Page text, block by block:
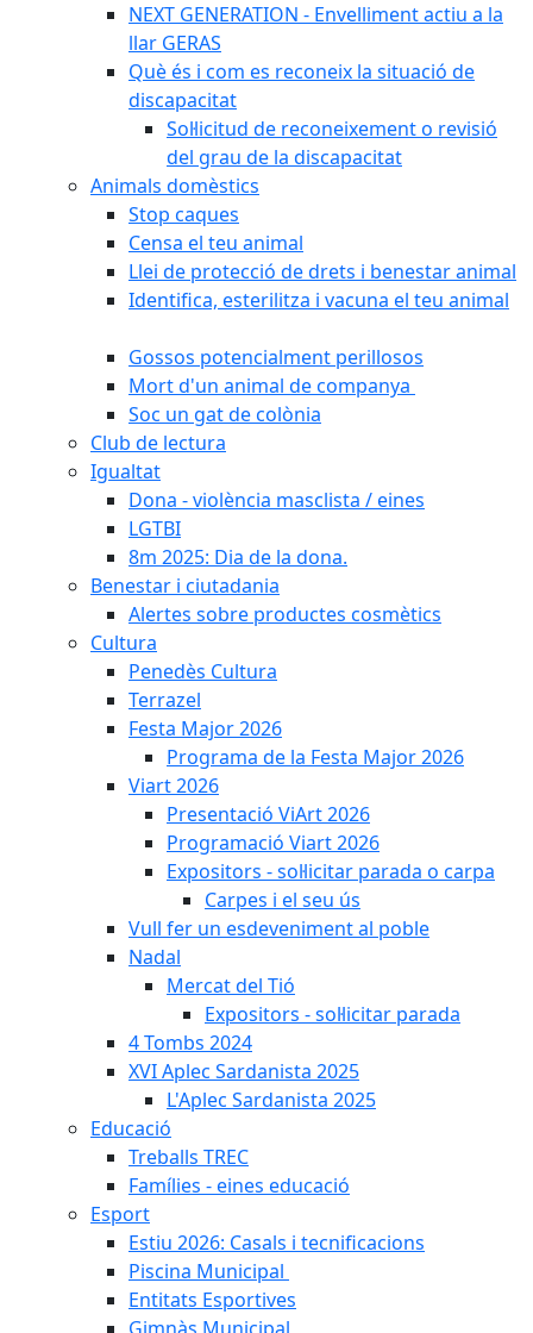
NEXT GENERATION - Envelliment actiu a la
llar GERAS
Què és i com es reconeix la situació de
discapacitat
Sol·licitud de reconeixement o revisió
del grau de la discapacitat
Animals domèstics
Stop caques
Censa el teu animal
Llei de protecció de drets i benestar animal
Identifica, esterilitza i vacuna el teu animal
Gossos potencialment perillosos
Mort d'un animal de companya
Soc un gat de colònia
Club de lectura
Igualtat
Dona - violència masclista / eines
LGTBI
8m 2025: Dia de la dona.
Benestar i ciutadania
Alertes sobre productes cosmètics
Cultura
Penedès Cultura
Terrazel
Festa Major 2026
Programa de la Festa Major 2026
Viart 2026
Presentació ViArt 2026
Programació Viart 2026
Expositors - sol·licitar parada o carpa
Carpes i el seu ús
Vull fer un esdeveniment al poble
Nadal
Mercat del Tió
Expositors - sol·licitar parada
4 Tombs 2024
XVI Aplec Sardanista 2025
L'Aplec Sardanista 2025
Educació
Treballs TREC
Famílies - eines educació
Esport
Estiu 2026: Casals i tecnificacions
Piscina Municipal
Entitats Esportives